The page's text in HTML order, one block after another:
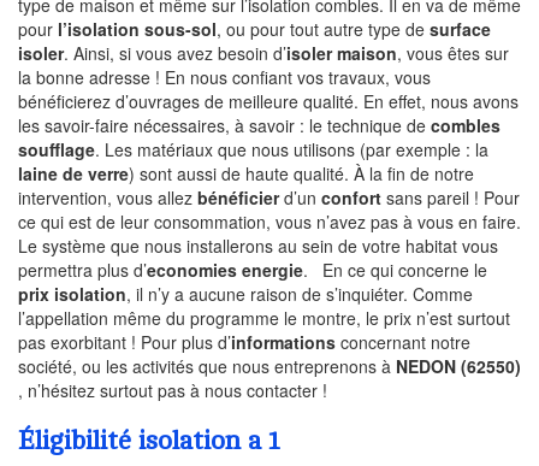
type de maison et même sur l’isolation combles. Il en va de même
pour l’isolation sous-sol, ou pour tout autre type de surface
isoler. Ainsi, si vous avez besoin d’isoler maison, vous êtes sur
la bonne adresse ! En nous confiant vos travaux, vous
bénéficierez d’ouvrages de meilleure qualité. En effet, nous avons
les savoir-faire nécessaires, à savoir : le technique de combles
soufflage. Les matériaux que nous utilisons (par exemple : la
laine de verre) sont aussi de haute qualité. À la fin de notre
intervention, vous allez bénéficierd’un confort sans pareil ! Pour
ce qui est de leur consommation, vous n’avez pas à vous en faire.
Le système que nous installerons au sein de votre habitat vous
permettra plus d’economies energie. En ce qui concerne le
prix isolation, il n’y a aucune raison de s’inquiéter. Comme
l’appellation même du programme le montre, le prix n’est surtout
pas exorbitant ! Pour plus d’informations concernant notre
société, ou les activités que nous entreprenons à NEDON (62550)
, n’hésitez surtout pas à nous contacter !
Éligibilité isolation a 1